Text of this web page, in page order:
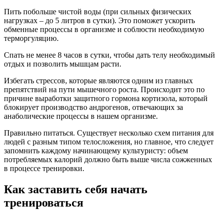
Пить побольше чистой воды (при сильных физических
нагрузках – до 5 литров в сутки). Это поможет ускорить
обменные процессы в организме и соблюсти необходимую
терморгуляцию.
Спать не менее 8 часов в сутки, чтобы дать телу необходимый
отдых и позволить мышцам расти.
Избегать стрессов, которые являются одним из главных
препятствий на пути мышечного роста. Происходит это по
причине выработки защитного гормона кортизола, который
блокирует производство андрогенов, отвечающих за
анаболические процессы в нашем организме.
Правильно питаться. Существует несколько схем питания для
людей с разным типом телосложения, но главное, что следует
запомнить каждому начинающему культуристу: объем
потребляемых калорий должно быть выше числа сожженных
в процессе тренировки.
Как заставить себя начать
тренироваться